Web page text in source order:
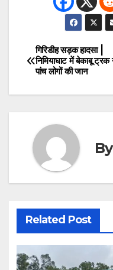
Post
navigation
गिरिडीह सड़क हादसा |
निमियाघाट में बेकाबू ट्रक
पांच लोगों की जान
Related Post